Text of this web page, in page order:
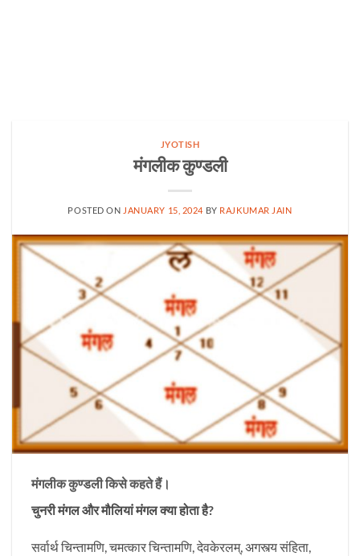
JYOTISH
मंगलीक कुण्डली
POSTED ON JANUARY 15, 2024 BY RAJKUMAR JAIN
मंगलीक कुण्डली किसे कहते हैं।
चुनरी मंगल और मौलियां मंगल क्या होता है?
सर्वार्थ चिन्तामणि, चमत्कार चिन्तामणि, देवकेरलम्, अगस्त्य संहिता,